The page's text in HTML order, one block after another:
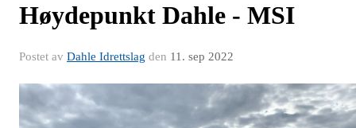
Høydepunkt Dahle - MSI
Postet av Dahle Idrettslag den 11. sep 2022